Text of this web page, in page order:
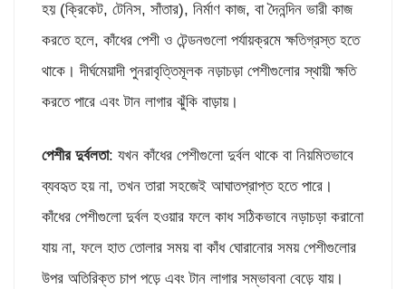
হয় (ক্রিকেট, টেনিস, সাঁতার), নির্মাণ কাজ, বা দৈনন্দিন ভারী কাজ
করতে হলে, কাঁধের পেশী ও টেন্ডনগুলো পর্যায়ক্রমে ক্ষতিগ্রস্ত হতে
থাকে। দীর্ঘমেয়াদী পুনরাবৃত্তিমূলক নড়াচড়া পেশীগুলোর স্থায়ী ক্ষতি
করতে পারে এবং টান লাগার ঝুঁকি বাড়ায়।
পেশীর দুর্বলতা: যখন কাঁধের পেশীগুলো দুর্বল থাকে বা নিয়মিতভাবে
ব্যবহৃত হয় না, তখন তারা সহজেই আঘাতপ্রাপ্ত হতে পারে।
কাঁধের পেশীগুলো দুর্বল হওয়ার ফলে কাধ সঠিকভাবে নড়াচড়া করানো
যায় না, ফলে হাত তোলার সময় বা কাঁধ ঘোরানোর সময় পেশীগুলোর
উপর অতিরিক্ত চাপ পড়ে এবং টান লাগার সম্ভাবনা বেড়ে যায়।